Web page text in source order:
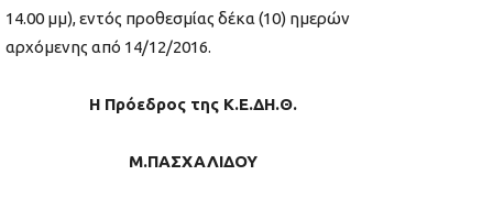
14.00 μμ), εντός προθεσμίας δέκα (10) ημερών
αρχόμενης από 14/12/2016.
Η Πρόεδρος της Κ.Ε.ΔΗ.Θ.
Μ.ΠΑΣΧΑΛΙΔΟΥ